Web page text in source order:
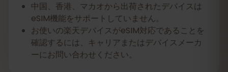
中国、香港、マカオから出荷されたデバイスは
eSIM機能をサポートしていません。
お使いの楽天デバイスがeSIM対応であることを
確認するには、キャリアまたはデバイスメーカ
ーにお問い合わせください。